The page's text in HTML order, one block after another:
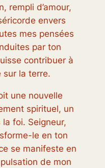
rempli d’amour,
envers
mes pensées
par ton
contribuer à
sur la terre.
une nouvelle
spirituel, un
foi. Seigneur,
le en ton
se manifeste en
de mon